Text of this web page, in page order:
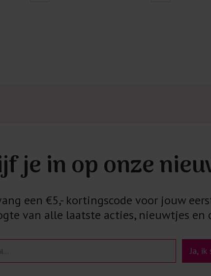
je in op onze
een €5,- kortingscode voor jouw
van alle laatste acties, nieuwtjes en
Ja, ik